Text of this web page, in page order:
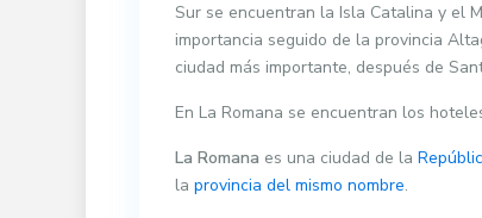
Sur se encuentran la Isla Catalina y el
importancia seguido de la provincia
ciudad más importante, después de
En La Romana se encuentran los
La Romana es una ciudad de la
la provincia del mismo nombre.